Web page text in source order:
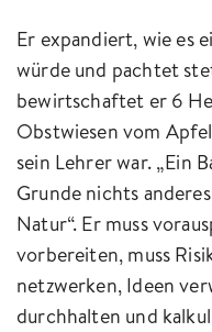
Er expandiert, wie es
würde und pachtet
bewirtschaftet er 6
Obstwiesen vom
sein Lehrer war. „Ein
Grunde nichts
Natur“. Er muss
vorbereiten, muss
netzwerken, Ideen
durchhalten und